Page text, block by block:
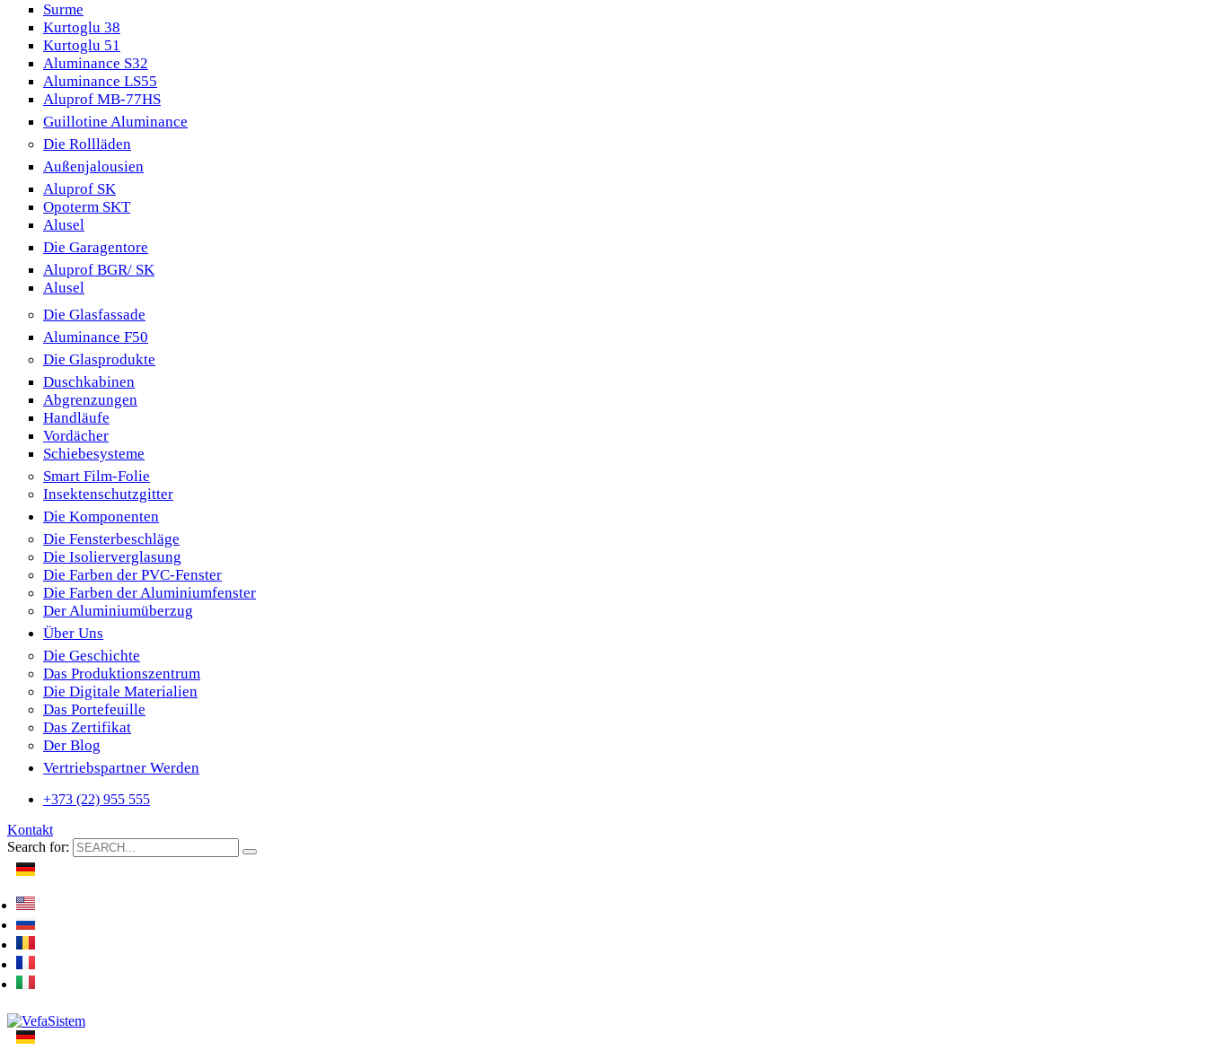
Surme
Kurtoglu 38
Kurtoglu 51
Aluminance S32
Aluminance LS55
Aluprof MB-77HS
Guillotine Aluminance
Die Rollläden
Außenjalousien
Aluprof SK
Opoterm SKT
Alusel
Die Garagentore
Aluprof BGR/ SK
Alusel
Die Glasfassade
Aluminance F50
Die Glasprodukte
Duschkabinen
Abgrenzungen
Handläufe
Vordächer
Schiebesysteme
Smart Film-Folie
Insektenschutzgitter
Die Komponenten
Die Fensterbeschläge
Die Isolierverglasung
Die Farben der PVC-Fenster
Die Farben der Aluminiumfenster
Der Aluminiumüberzug
Über Uns
Die Geschichte
Das Produktionszentrum
Die Digitale Materialien
Das Portefeuille
Das Zertifikat
Der Blog
Vertriebspartner Werden
+373 (22) 955 555
Kontakt
Search for: